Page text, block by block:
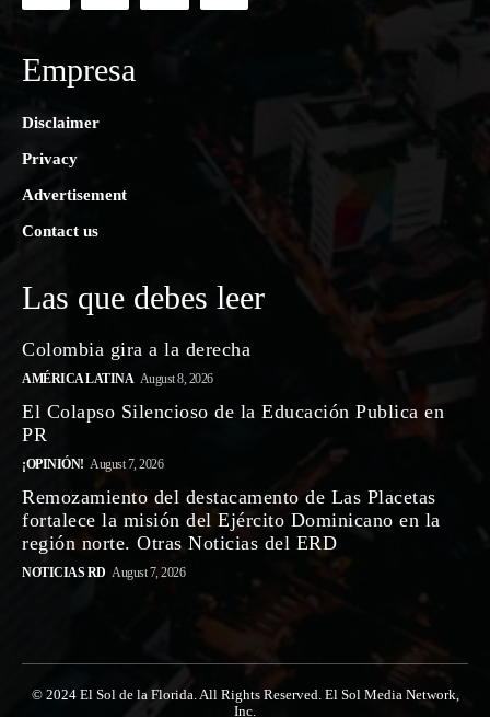
Empresa
Disclaimer
Privacy
Advertisement
Contact us
Las que debes leer
Colombia gira a la derecha
AMÉRICA LATINA August 8, 2026
El Colapso Silencioso de la Educación Publica en
PR
¡OPINIÓN! August 7, 2026
Remozamiento del destacamento de Las Placetas
fortalece la misión del Ejército Dominicano en la
región norte. Otras Noticias del ERD
NOTICIAS RD August 7, 2026
© 2024 El Sol de la Florida. All Rights Reserved. El Sol Media Network,
Inc.